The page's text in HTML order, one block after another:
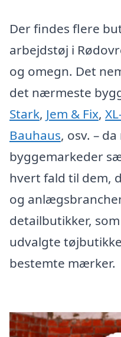
Der findes flere
arbejdstøj i
og omegn. Det
det nærmeste
Stark, Jem & Fix,
Bauhaus, osv. –
byggemarkeder
hvert fald til dem,
og
detailbutikker,
udvalgte
bestemte mærker.